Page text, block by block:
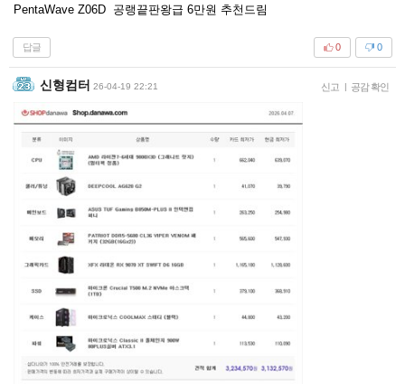
PentaWave Z06D 공랭끝판왕급 6만원 추천드림
답글 0
0
신형컴터 26-04-19 22:21 신고 | 공감 확인